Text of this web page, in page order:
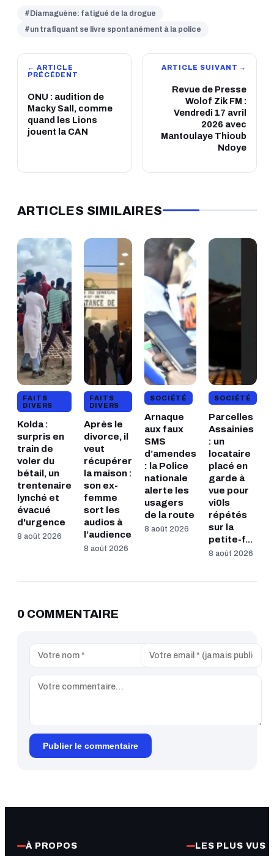
#Diamaguène: fatigué de la drogue
#un trafiquant se livre spontanément à la police
← ARTICLE
PRÉCÉDENT
ONU : audition de
Macky Sall, comme
quand les Lions
jouent la CAN
ARTICLE SUIVANT →
Revue de Presse
Wolof Zik FM :
Vendredi 17 avril
2026 avec
Mantoulaye Thioub
Ndoye
ARTICLES SIMILAIRES
FAITS
DIVERS
Kolda :
surpris en
train de
voler du
bétail, un
trentenaire
lynché et
évacué
d'urgence
8 août 2026
FAITS
DIVERS
Après le
divorce, il
veut
récupérer
la maison :
son ex-
femme
sort les
audios à
l’audience
8 août 2026
SOCIÉTÉ
Arnaque
aux faux
SMS
d’amendes
: la Police
nationale
alerte les
usagers
de la route
8 août 2026
SOCIÉTÉ
Parcelles
Assainies
: un
locataire
placé en
garde à
vue pour
vi0ls
répétés
sur la
petite-f...
8 août 2026
0 COMMENTAIRE
Publier le commentaire
À PROPOS LES PLUS VUS